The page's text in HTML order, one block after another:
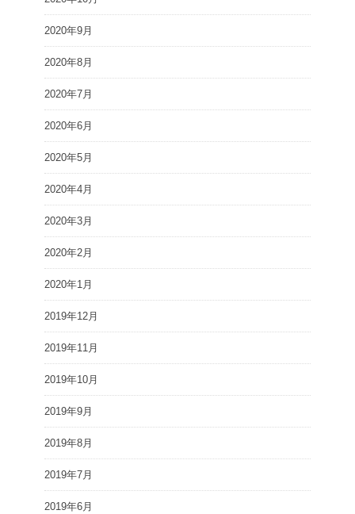
2020年9月
2020年8月
2020年7月
2020年6月
2020年5月
2020年4月
2020年3月
2020年2月
2020年1月
2019年12月
2019年11月
2019年10月
2019年9月
2019年8月
2019年7月
2019年6月